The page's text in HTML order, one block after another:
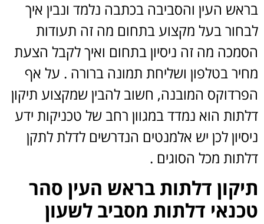
בראש העין והסביבה בכתבה נלמד ונבין איך
לבחור בעל מקצוע בתחום מה זה תעודות
הסמכה מה זה ניסיון בתחום ואיך לקבל הצעת
מחיר בטלפון ושליחת תמונה ברורה . על אף
הפרדוקס המובנה, חשוב להבין שמקצוע תיקון
דלתות הוא נמדד במגוון רחב של טכניקות ידע
ניסיון לכן יש אלמנטים הנדרשים לדלת לתקן
דלתות מכל הסוגים .
תיקון דלתות בראש העין סהר
טכנאי דלתות מסביב לשעון